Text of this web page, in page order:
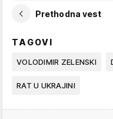
Prethodna vest
TAGOVI
VOLODIMIR ZELENSKI
RAT U UKRAJINI